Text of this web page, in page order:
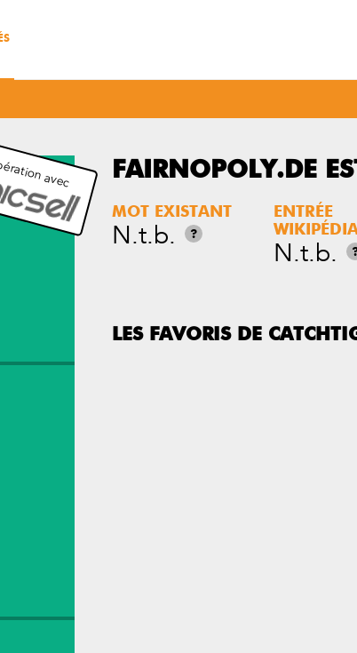
avec FAIRNOPOLY.DE
MOT EXISTANT
N.t.b. ?
ENTRÉE
N.t.b.
LES FAVORIS DE